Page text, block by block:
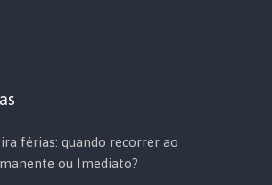
férias: quando recorrer ao
ou Imediato?